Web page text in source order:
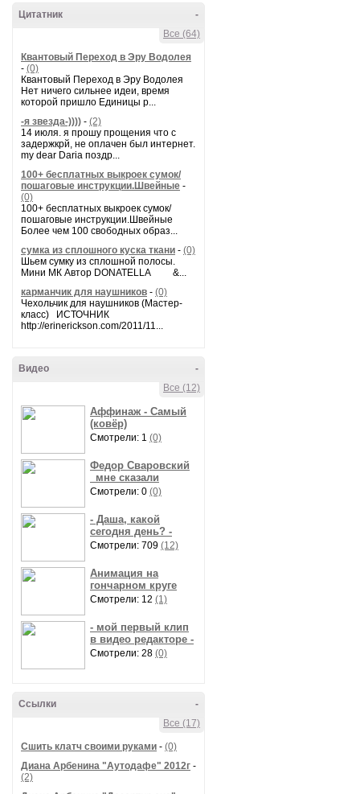
-
Цитатник
Все (64)
Квантовый Переход в Эру Водолея
- (0)
Квантовый Переход в Эру Водолея
Нет ничего сильнее идеи, время
которой пришло Единицы р...
-я звезда-)))) - (2)
14 июля. я прошу прощения что с
задержкрй, не оплачен был интернет.
my dear Daria поздр...
100+ бесплатных выкроек сумок/
пошаговые инструкции.Швейные -
(0)
100+ бесплатных выкроек сумок/
пошаговые инструкции.Швейные
Более чем 100 свободных образ...
сумка из сплошного куска ткани - (0)
Шьем сумку из сплошной полосы.
Мини МК Автор DONATELLA &...
карманчик для наушников - (0)
Чехольчик для наушников (Мастер-
класс) ИСТОЧНИК
http://erinerickson.com/2011/11...
-
Видео
Все (12)
Аффинаж - Самый
(ковёр)
Смотрели: 1 (0)
Федор Сваровский
_мне сказали
Смотрели: 0 (0)
- Даша, какой
сегодня день? -
Смотрели: 709 (12)
Анимация на
гончарном круге
Смотрели: 12 (1)
- мой первый клип
в видео редакторе -
Смотрели: 28 (0)
-
Ссылки
Все (17)
Сшить клатч своими руками - (0)
Диана Арбенина "Аутодафе" 2012г -
(2)